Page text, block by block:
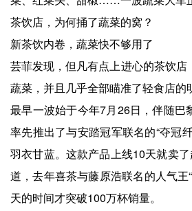
茶饮店，为何捅了蔬菜的窝？
新茶饮内卷，蔬菜快不够用了
芸菲发现，但凡有点上进心的茶饮店
蔬菜，并且几乎全部瞄准了轻食店的
最早一波始于今年7月26日，伴随巴
率先推出了与安踏冠军联名的“夺冠
羽衣甘蓝。这款产品上线10天就卖
道，去年喜茶与藤原浩联名的人气王
天的时间才突破100万杯销量。